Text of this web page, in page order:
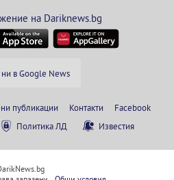
на Dariknews.bg
ни в Google News
публикации Контакти
Facebook
Политика ЛД Известия